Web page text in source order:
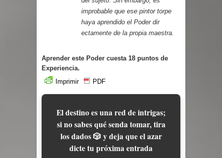
improbable que ese pintor torpe
haya aprendido el Poder dir
ectamente de la propia maestra.
Aprender este Poder cuesta 18 puntos de
Experiencia.
Imprimir
PDF
El destino es una red de intrigas;
si no sabes qué senda tomar, tira
los dados 🎲 y deja que el azar
dicte tu próxima entrada